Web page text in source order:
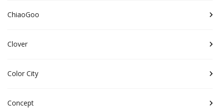
ChiaoGoo
Clover
Color City
Concept